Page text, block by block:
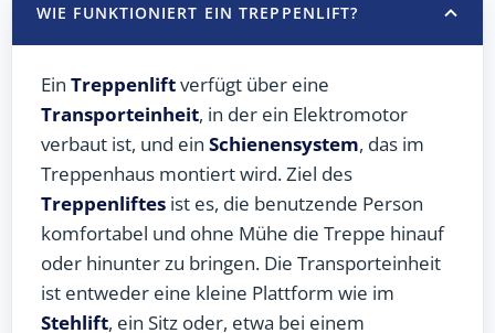
WIE FUNKTIONIERT EIN TREPPENLIFT?
Ein Treppenliftverfügt über eine
Transporteinheit, in der ein Elektromotor
verbaut ist, und ein Schienensystem, das im
Treppenhaus montiert wird. Ziel des
Treppenliftes ist es, die benutzende Person
komfortabel und ohne Mühe die Treppe hinauf
oder hinunter zu bringen. Die Transporteinheit
ist entweder eine kleine Plattform wie im
Stehlift, ein Sitz oder, etwa bei einem